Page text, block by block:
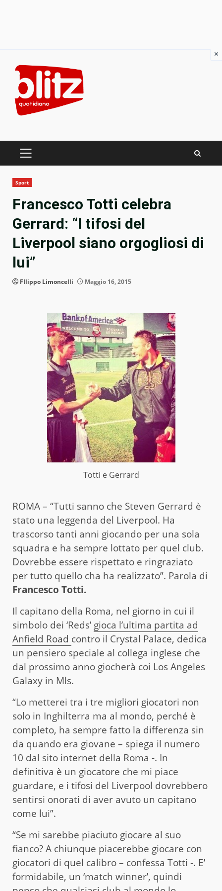
content
PRIMARY
Sport
Francesco Totti celebra
Gerrard: “I tifosi del
Liverpool siano orgogliosi di
lui”
FIlippo Limoncelli Maggio 16, 2015
Totti e Gerrard
ROMA – “Tutti sanno che Steven Gerrard è
stato una leggenda del Liverpool. Ha
trascorso tanti anni giocando per una sola
squadra e ha sempre lottato per quel club.
Dovrebbe essere rispettato e ringraziato
per tutto quello cha ha realizzato”. Parola di
Francesco Totti.
Il capitano della Roma, nel giorno in cui il
simbolo dei ‘Reds’ gioca l’ultima partita ad
Anfield Road contro il Crystal Palace, dedica
un pensiero speciale al collega inglese che
dal prossimo anno giocherà coi Los Angeles
Galaxy in Mls.
“Lo metterei tra i tre migliori giocatori non
solo in Inghilterra ma al mondo, perché è
completo, ha sempre fatto la differenza sin
da quando era giovane – spiega il numero
10 dal sito internet della Roma -. In
definitiva è un giocatore che mi piace
guardare, e i tifosi del Liverpool dovrebbero
sentirsi onorati di aver avuto un capitano
come lui”.
“Se mi sarebbe piaciuto giocare al suo
fianco? A chiunque piacerebbe giocare con
giocatori di quel calibro – confessa Totti -. E’
formidabile, un ‘match winner’, quindi
×